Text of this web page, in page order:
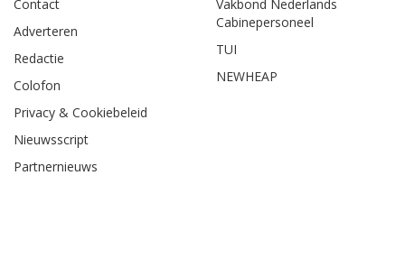
Contact
Adverteren
Redactie
Colofon
Privacy & Cookiebeleid
Nieuwsscript
Partnernieuws
Vakbond Nederlands
Cabinepersoneel
TUI
NEWHEAP